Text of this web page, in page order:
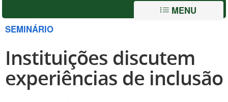
MENU
SEMINÁRIO
Instituições discutem
experiências de inclusão